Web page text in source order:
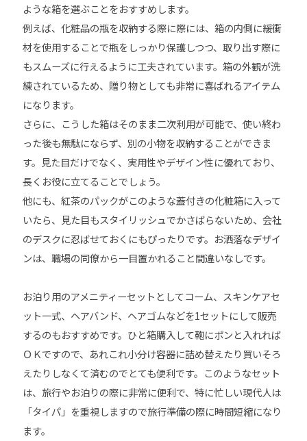
ような箱を選ぶことをおすすめします。
例えば、化粧品の瓶を収納する際に際には、箱の内側に緩衝
材を使用することで瓶をしっかり保護しつつ、取り出す際に
もスムーズに行えるように工夫されています。箱の外観が洗
練されているため、贈り物としても非常に喜ばれるアイテム
になります。
さらに、こうした箱はそのまま二次利用が可能で、使い終わ
った後も無駄にならず、別の小物を収納することができま
す。見た目だけでなく、実用性やデザイン性に優れており、
長くお役に立てることでしょう。
他にも、紅茶のパックがこのような蓋付きの化粧箱に入って
いたら、見た目もスタイリッシュでかさばらないため、会社
のデスクに忍ばせておくにもぴったりです。お洒落なデザイ
ンは、職場の同僚から一目置かれること間違いなしです。
お泊り用のアメニティーセットとしてコーム、スキンケアセ
ット一式、ヘアバンド、ヘアゴムなどを1セットにして販売
するのもおすすめです。ひと箱購入して鞄にポンと入れれば
ＯＫですので、あれこれ小分け容器に詰め替えたり買いそろ
えたりしなくて済むのでとても便利です。このようなセット
は、旅行やお泊りの際に非常に便利で、特に忙しい現代人は
「タイパ」を重視しますので旅行準備の際に時間短縮になり
ます。